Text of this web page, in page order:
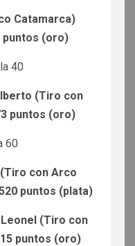
Catamarca)
(oro)
40
(Tiro con
(oro)
60
con Arco
(plata)
(Tiro con
(oro)